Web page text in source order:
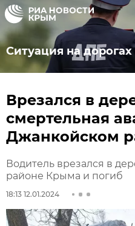
Ситуация на
Врезался в
смертельная
Джанкойском
Водитель врезался в
районе Крыма и погиб
18:13 12.01.2024